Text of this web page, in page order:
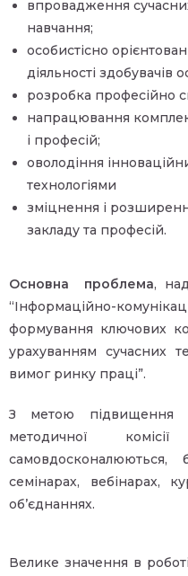
впровадження
навчання;
особистісно
діяльності здобувачів
розробка професійно
напрацювання
і професій;
оволодіння
технологіями
зміцнення і
закладу та професій.
Основна проблема,
“Інформаційно-
формування ключових
урахуванням сучасних
вимог ринку праці”.
З метою підвищення
методичної
семінарах, вебінарах,
об’єднаннях.
Велике значення в